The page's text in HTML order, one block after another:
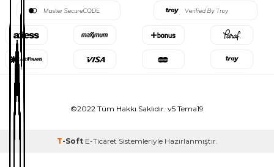
©2022 Tüm Hakkı Saklıdır. v5 Tema19
T-Soft E-Ticaret Sistemleriyle Hazırlanmıştır.